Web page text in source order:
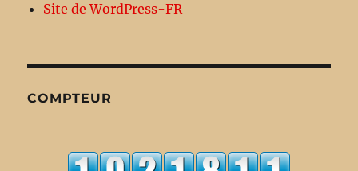
Site de WordPress-FR
COMPTEUR